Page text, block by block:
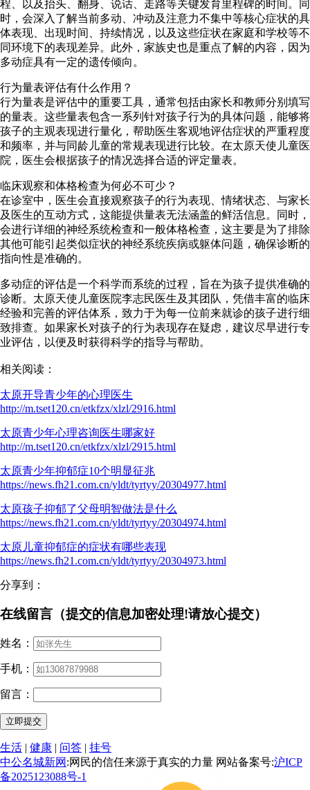
程、以及抬头、翻身、说话、走路等关键发育里程碑的时间。同
时，会深入了解当前多动、冲动及注意力不集中等核心症状的具
体表现、出现时间、持续情况，以及这些症状在家庭和学校等不
同环境下的表现差异。此外，家族史也是重点了解的内容，因为
多动症具有一定的遗传倾向。
行为量表评估有什么作用？
行为量表是评估中的重要工具，通常包括由家长和教师分别填写
的量表。这些量表包含一系列针对孩子行为的具体问题，能够将
孩子的主观表现进行量化，帮助医生客观地评估症状的严重程度
和频率，并与同龄儿童的常规表现进行比较。在太原天使儿童医
院，医生会根据孩子的情况选择合适的评定量表。
临床观察和体格检查为何必不可少？
在诊室中，医生会直接观察孩子的行为表现、情绪状态、与家长
及医生的互动方式，这能提供量表无法涵盖的鲜活信息。同时，
会进行详细的神经系统检查和一般体格检查，这主要是为了排除
其他可能引起类似症状的神经系统疾病或躯体问题，确保诊断的
指向性是准确的。
多动症的评估是一个科学而系统的过程，旨在为孩子提供准确的
诊断。太原天使儿童医院李志民医生及其团队，凭借丰富的临床
经验和完善的评估体系，致力于为每一位前来就诊的孩子进行细
致排查。如果家长对孩子的行为表现存在疑虑，建议尽早进行专
业评估，以便及时获得科学的指导与帮助。
相关阅读：
太原开导青少年的心理医生
http://m.tset120.cn/etkfzx/xlzl/2916.html
太原青少年心理咨询医生哪家好
http://m.tset120.cn/etkfzx/xlzl/2915.html
太原青少年抑郁症10个明显征兆
https://news.fh21.com.cn/yldt/tyrtyy/20304977.html
太原孩子抑郁了父母明智做法是什么
https://news.fh21.com.cn/yldt/tyrtyy/20304974.html
太原儿童抑郁症的症状有哪些表现
https://news.fh21.com.cn/yldt/tyrtyy/20304973.html
分享到：
在线留言（提交的信息加密处理!请放心提交）
姓名：
手机：
留言：
生活 | 健康 | 问答 | 挂号
中公名城新网 :网民的信任来源于真实的力量 网站备案号:沪ICP
备2025123088号-1